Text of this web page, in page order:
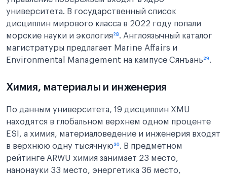
университета. В государственный список
дисциплин мирового класса в 2022 году попали
морские науки и экология²⁸. Англоязычный каталог
магистратуры предлагает Marine Affairs и
Environmental Management на кампусе Сянъань²⁹.
Химия, материалы и инженерия
По данным университета, 19 дисциплин XMU
находятся в глобальном верхнем одном проценте
ESI, а химия, материаловедение и инженерия входят
в верхнюю одну тысячную³⁰. В предметном
рейтинге ARWU химия занимает 23 место,
нанонауки 33 место, энергетика 36 место,